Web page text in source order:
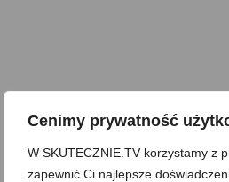
Cenimy prywatność
W SKUTECZNIE.TV korzystamy z
zapewnić Ci najlepsze